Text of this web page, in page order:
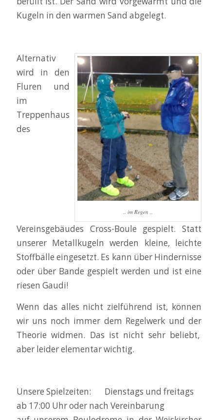
Kugeln in den warmen Sand abgelegt.
.. im Regen ..
Alternativ
wird in den
Fluren und
im
Treppenhaus
des
Vereinsgebäudes Cross-Boule gespielt. Statt
unserer Metallkugeln werden kleine, leichte
Stoffbälle eingesetzt. Es kann über Hindernisse
oder über Bande gespielt werden und ist eine
riesen Gaudi!
Wenn das alles nicht zielführend ist, können
wir uns noch immer dem Regelwerk und der
Theorie widmen. Das ist nicht sehr beliebt,
aber leider elementar wichtig.
Unsere Spielzeiten: Dienstags und freitags
ab 17:00 Uhr oder nach Vereinbarung